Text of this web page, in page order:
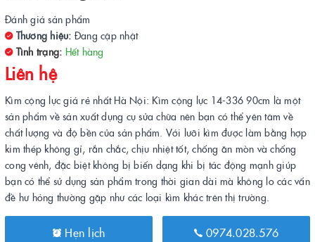
Đánh giá sản phẩm
Thương hiệu: Đang cập nhật
Tình trạng: Hết hàng
Liên hệ
Kìm cộng lực giá rẻ nhất Hà Nội: Kìm cộng lực 14-336 90cm là một
sản phẩm về sản xuất dụng cụ sửa chữa nên bạn có thể yên tâm về
chất lượng và độ bền của sản phẩm. Với lưỡi kìm được làm bằng hợp
kim thép không gỉ, rắn chắc, chịu nhiệt tốt, chống ăn mòn và chống
cong vênh, đặc biệt không bị biến dạng khi bị tác động mạnh giúp
bạn có thể sử dụng sản phẩm trong thời gian dài mà không lo các vấn
đề hư hỏng thường gặp như các loại kìm khác trên thị trường.
Hẹn lịch 0974.028.576